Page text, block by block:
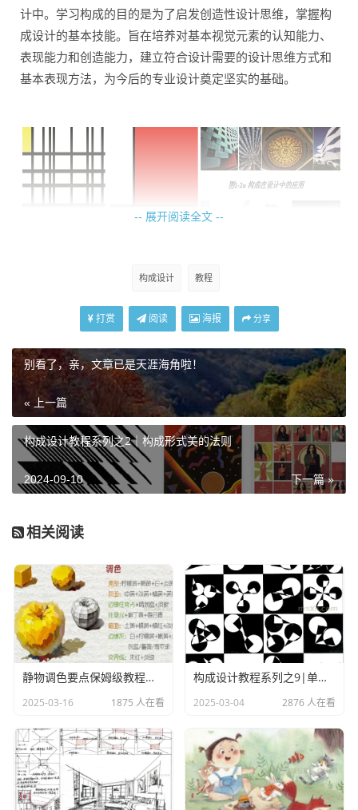
计中。学习构成的目的是为了启发创造性设计思维，掌握构
成设计的基本技能。旨在培养对基本视觉元素的认知能力、
表现能力和创造能力，建立符合设计需要的设计思维方式和
基本表现方法，为今后的专业设计奠定坚实的基础。
1、构成的起源
“构成”一词来源于“构成主义”，“构成主义”属于哲学和艺
术范畴。
“构成”作为一种全新的造型观念起源于德国包豪斯所创立
的设计学科体系。经过在中国几十年的发展，已经形成一个
较为成熟的概念，包豪斯是1919年成立于德国的一所设计学
府，是现代设计的发源地，创始人是德国著名建筑家、设计
理论家沃尔特·格罗佩斯。他的设计观念、体系和教育是集英
一，功能第二，即提倡设计作品的功能性，在具有审美价值
设计，抛弃传统限制，认为艺术应与技术统一。提出艺术
家、企业家、技术人员应该紧密合作，学生的作业和企业项
目密切结合，这些思想的指导作用一直延续到现在。
包豪斯的教师队伍汇集了许多优秀的现代艺术大师，比如
表现主义、神秘主义画家伊顿，抽象主义画家康定斯基、克
种新的艺术观念注入教学实践，并将各自前卫的艺术理念融
会贯通于包豪斯，最终形成以大机器生产为技术背景的现代
主义美学观和艺术风格。包豪斯把绘画、建筑、舞台设计、
摄影、编织、陶瓷、染织、印刷等统一运筹，抛弃了纯艺术
与实用艺术的分界观念，要求学生参加社会实践活动，以免
-- 展开阅读全文 --
构成设计 教程
打赏 阅读 海报 分享
别看了，亲，文章已是天涯海角啦！
« 上一篇
构成设计教程系列之2｜构成形式美的法则
下一篇 »
2024-09-10
相关阅读
静物调色要点保姆级教程！快收藏！
2025-03-16 1875 人在看
构成设计教程系列之9|单形的群化与组合
2025-03-04 2876 人在看